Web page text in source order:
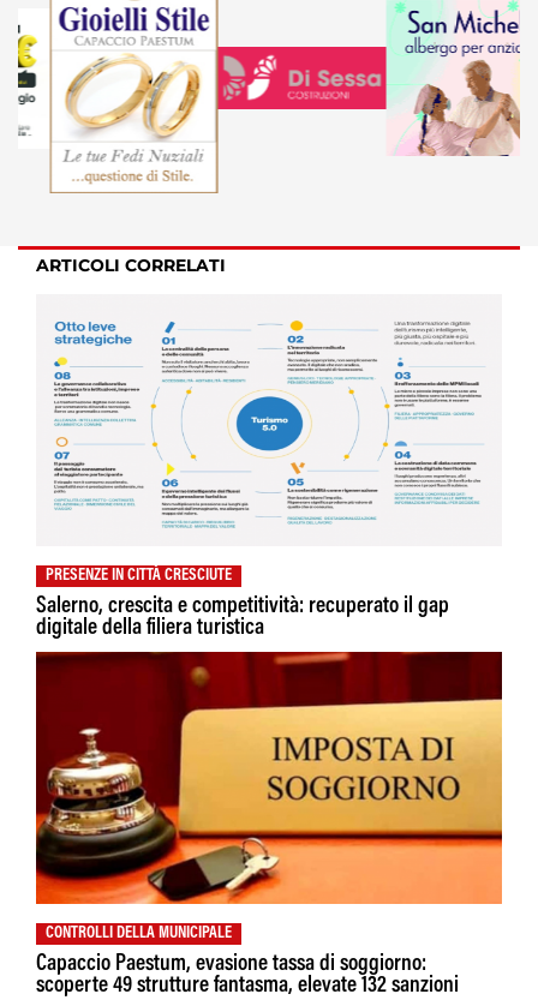
ARTICOLI CORRELATI
PRESENZE IN CITTÀ CRESCIUTE
Salerno, crescita e competitività: recuperato il gap
digitale della filiera turistica
CONTROLLI DELLA MUNICIPALE
Capaccio Paestum, evasione tassa di soggiorno:
scoperte 49 strutture fantasma, elevate 132 sanzioni